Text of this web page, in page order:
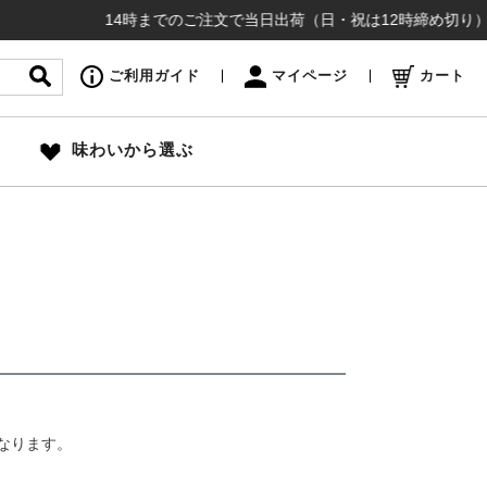
14時までのご注文で当日出荷（日・祝は12時締め切り）
ご利用ガイド マイページ カート
味わいから選ぶ
ます。